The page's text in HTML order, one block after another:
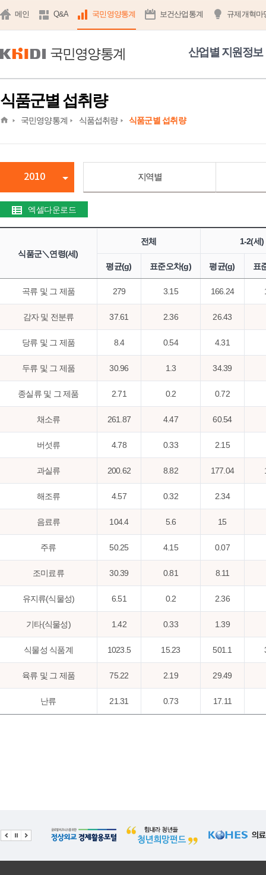
메인 Q&A 국민영양통계 보건산업통계 규제개혁마
국민영양통계 산업별 지원정보
식품군별 섭취량
home국민영양통계 식품섭취량 식품군별 섭취량
2010 지역별
엑셀다운로드
식품군＼연령(세)
전체 1-2(세)
평균(g) 표준오차(g) 평균(g) 표
곡류 및 그 제품 279 3.15 166.24
감자 및 전분류 37.61 2.36 26.43
당류 및 그 제품 8.4 0.54 4.31
두류 및 그 제품 30.96 1.3 34.39
종실류 및 그 제품 2.71 0.2 0.72
채소류 261.87 4.47 60.54
버섯류 4.78 0.33 2.15
과실류 200.62 8.82 177.04
해조류 4.57 0.32 2.34
음료류 104.4 5.6 15
주류 50.25 4.15 0.07
조미료류 30.39 0.81 8.11
유지류(식물성) 6.51 0.2 2.36
기타(식물성) 1.42 0.33 1.39
식물성 식품계 1023.5 15.23 501.1
육류 및 그 제품 75.22 2.19 29.49
난류 21.31 0.73 17.11
동물성 식품계 257.54 4.62 302.92